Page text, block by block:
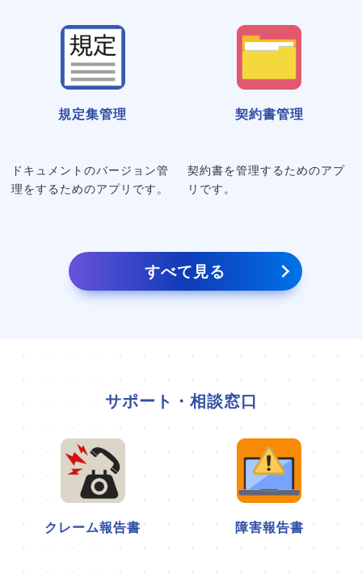
規定集管理
ドキュメントのバージョン管
理をするためのアプリです。
契約書管理
契約書を管理するためのアプ
リです。
すべて見る
サポート・相談窓口
クレーム報告書 障害報告書